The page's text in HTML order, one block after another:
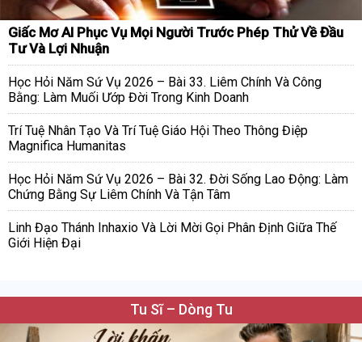
Giấc Mơ AI Phục Vụ Mọi Người Trước Phép Thử Về Đầu
Tư Và Lợi Nhuận
Học Hỏi Năm Sứ Vụ 2026 – Bài 33. Liêm Chính Và Công
Bằng: Làm Muối Ướp Đời Trong Kinh Doanh
Trí Tuệ Nhân Tạo Và Trí Tuệ Giáo Hội Theo Thông Điệp
Magnifica Humanitas
Học Hỏi Năm Sứ Vụ 2026 – Bài 32. Đời Sống Lao Động: Làm
Chứng Bằng Sự Liêm Chính Và Tận Tâm
Linh Đạo Thánh Inhaxio Và Lời Mời Gọi Phân Định Giữa Thế
Giới Hiện Đại
Tu Sĩ – Dòng Tu